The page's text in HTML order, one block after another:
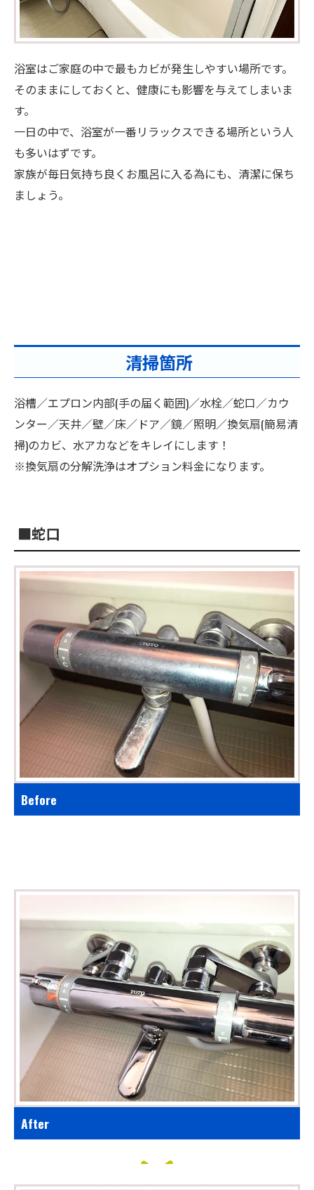
浴室はご家庭の中で最もカビが発生しやすい場所です。
そのままにしておくと、健康にも影響を与えてしまいま
す。
一日の中で、浴室が一番リラックスできる場所という人
も多いはずです。
家族が毎日気持ち良くお風呂に入る為にも、清潔に保ち
ましょう。
清掃箇所
浴槽／エプロン内部(手の届く範囲)／水栓／蛇口／カウ
ンター／天井／壁／床／ドア／鏡／照明／換気扇(簡易清
掃)のカビ、水アカなどをキレイにします！
※換気扇の分解洗浄はオプション料金になります。
■蛇口
Before
After